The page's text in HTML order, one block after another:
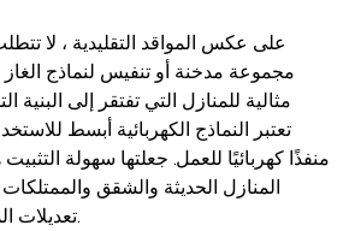
على عكس المواقد التقليدية ، لا
مجموعة مدخنة أو تنفيس لنماذج
مثالية للمنازل التي تفتقر إلى البنية
تعتبر النماذج الكهربائية أبسط
منفذًا كهربائيًا للعمل. جعلتها سهولة
المنازل الحديثة والشقق
تعديلات المساحة والبناء محدودة.